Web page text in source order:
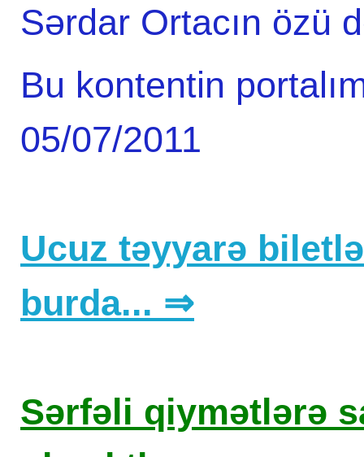
Sərdar Ortacın özü
Bu kontentin
05/07/2011
Ucuz təyyarə
burda... ⇒
Sərfəli qiymətlərə